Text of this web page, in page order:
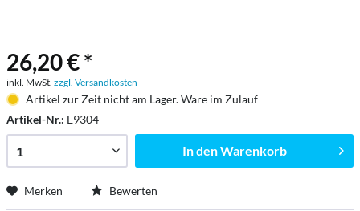
26,20 € *
inkl. MwSt. zzgl. Versandkosten
Artikel zur Zeit nicht am Lager. Ware im Zulauf
Artikel-Nr.: E9304
In denWarenkorb
Merken Bewerten